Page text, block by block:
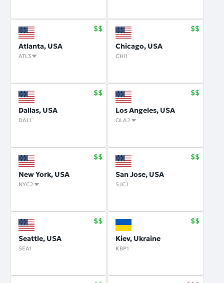
Atlanta, USA
ATL3
Chicago, USA
CHI1
Dallas, USA
DAL1
Los Angeles, USA
QLA2
New York, USA
NYC2
San Jose, USA
SJC1
Seattle, USA
SEA1
Kiev, Ukraine
KBP1